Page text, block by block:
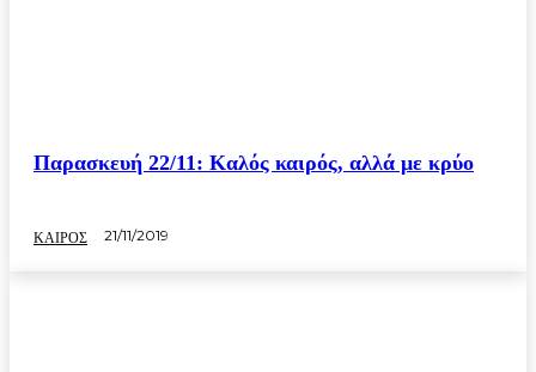
Παρασκευή 22/11: Καλός καιρός, αλλά με κρύο
ΚΑΙΡΟΣ 21/11/2019